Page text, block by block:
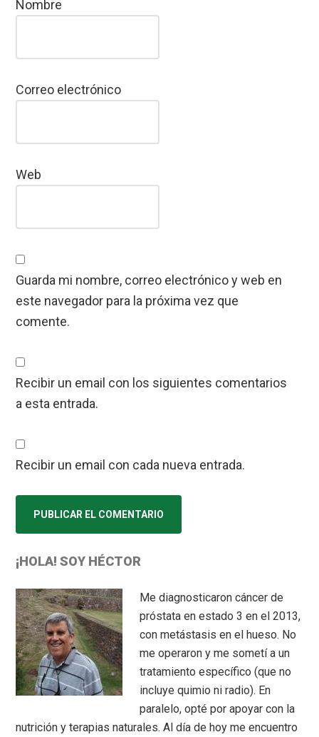
Nombre
Correo electrónico
Web
Guarda mi nombre, correo electrónico y web en
este navegador para la próxima vez que
comente.
Recibir un email con los siguientes comentarios
a esta entrada.
Recibir un email con cada nueva entrada.
Primary
Sidebar
¡HOLA! SOY HÉCTOR
Me diagnosticaron cáncer de
próstata en estado 3 en el 2013,
con metástasis en el hueso. No
me operaron y me sometí a un
tratamiento específico (que no
incluye quimio ni radio). En
paralelo, opté por apoyar con la
nutrición y terapias naturales. Al día de hoy me encuentro